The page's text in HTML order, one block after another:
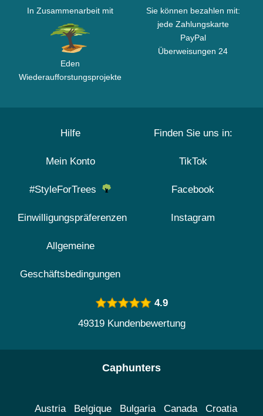
In Zusammenarbeit mit
Eden
Wiederaufforstungsprojekte
Sie können bezahlen mit:
jede Zahlungskarte
PayPal
Überweisungen 24
Hilfe
Mein Konto
#StyleForTrees
Einwilligungspräferenzen
Allgemeine
Geschäftsbedingungen
Finden Sie uns in:
TikTok
Facebook
Instagram
4.9
49319 Kundenbewertung
Caphunters
Austria Belgique Bulgaria Canada Croatia